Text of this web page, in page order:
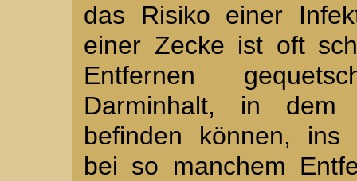
das Risiko einer
einer Zecke ist oft
Entfernen
Darminhalt, in dem
befinden können,
bei so manchem